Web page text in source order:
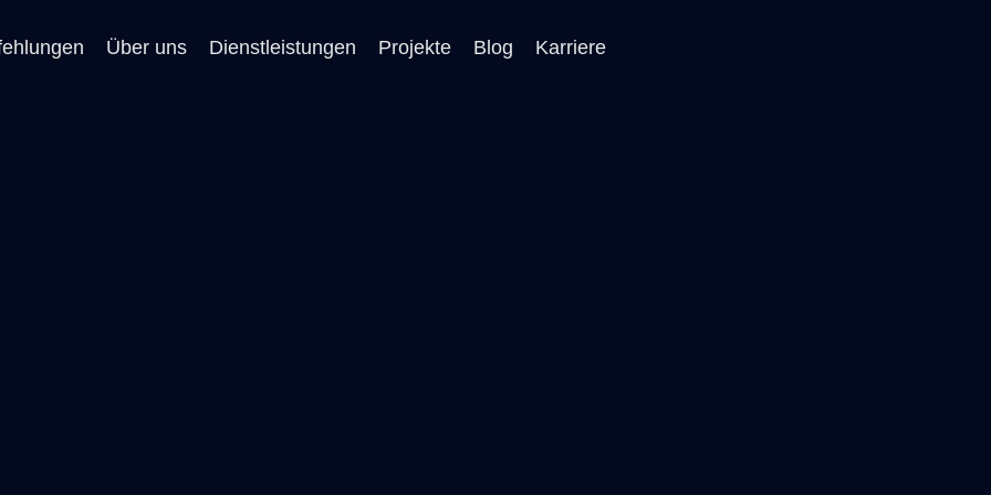
Über uns Dienstleistungen Projekte Blog Karriere